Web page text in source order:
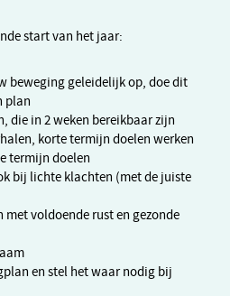
start van het jaar:
beweging geleidelijk op, doe dit
plan
die in 2 weken bereikbaar zijn
korte termijn doelen werken
termijn doelen
bij lichte klachten (met de juiste
met voldoende rust en gezonde
en stel het waar nodig bij